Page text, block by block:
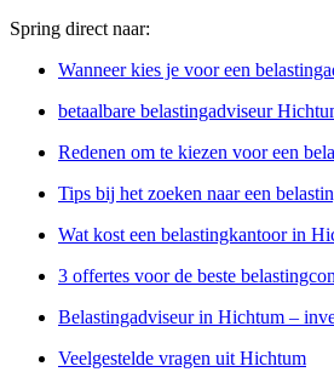
Spring direct naar:
Wanneer kies je voor een
betaalbare belastingadviseur
Redenen om te kiezen voor een
Tips bij het zoeken naar een
Wat kost een belastingkantoor in
3 offertes voor de beste
Belastingadviseur in Hichtum –
Veelgestelde vragen uit Hichtum